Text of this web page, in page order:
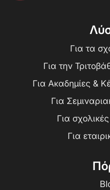
Για τα
Για την
Για Ακαδημίες &
Για
Για
Για